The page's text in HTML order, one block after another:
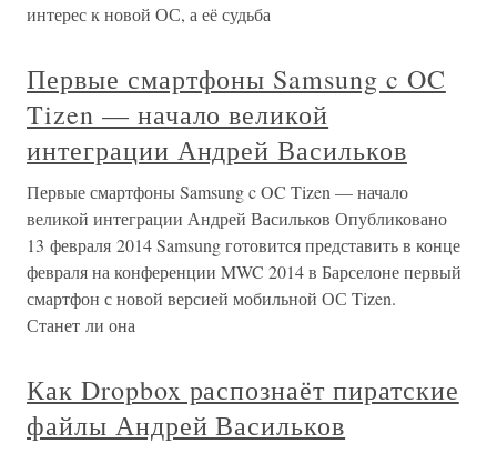
интерес к новой ОС, а её судьба
Первые смартфоны Samsung c OC
Tizen — начало великой
интеграции Андрей Васильков
Первые смартфоны Samsung c OC Tizen — начало
великой интеграции Андрей Васильков Опубликовано
13 февраля 2014 Samsung готовится представить в конце
февраля на конференции MWC 2014 в Барселоне первый
смартфон с новой версией мобильной ОС Tizen.
Станет ли она
Как Dropbox распознаёт пиратские
файлы Андрей Васильков